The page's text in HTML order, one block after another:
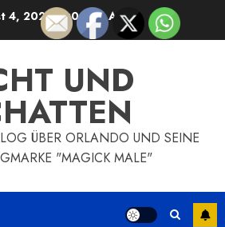
4, 202611:00:37 AM
UND
ÜBER ORLANDO UND SEINE
"MAGICK MALE"